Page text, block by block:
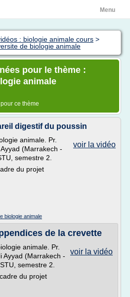
Menu
: biologie animale cours >
de biologie animale
pour le thème :
animale
pour ce thème
digestif du poussin
voir la vidéo
animale. Pr.
(Marrakech -
semestre 2.
du projet
biologie animale
de la crevette
voir la vidéo
animale. Pr.
Ayyad (Marrakech -
semestre 2.
du projet